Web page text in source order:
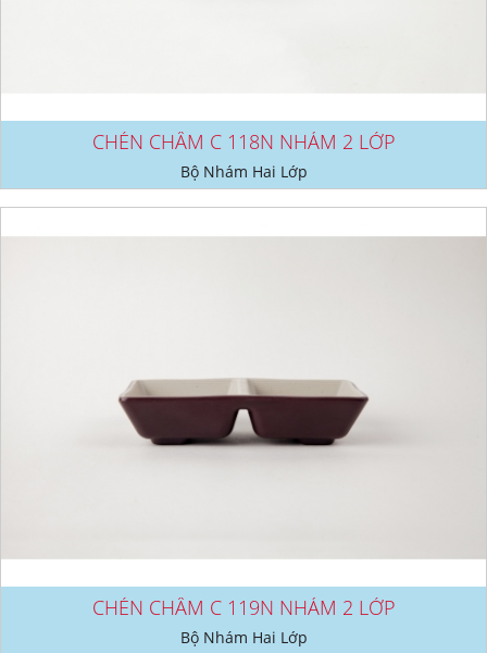
CHÉN CHẤM C 118N NHÁM 2 LỚP
Bộ Nhám Hai Lớp
CHÉN CHẤM C 119N NHÁM 2 LỚP
Bộ Nhám Hai Lớp